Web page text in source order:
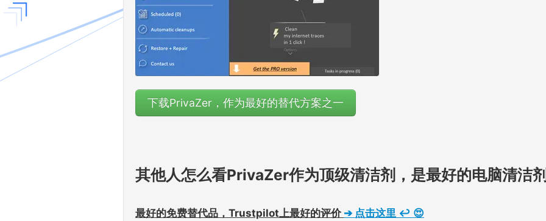
下载PrivaZer，作为最好的替代方案之一
其他人怎么看PrivaZer作为顶级清洁剂，是最好的电脑清洁
最好的免费替代品，Trustpilot上最好的评价 ➔ 点击这里 ↩ 😍